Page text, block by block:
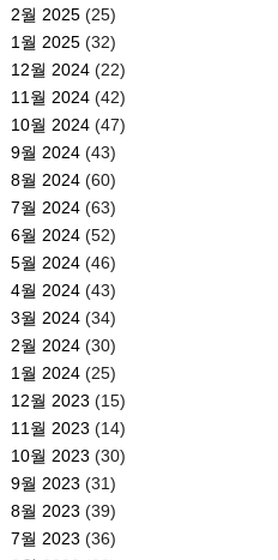
2월 2025(25)
1월 2025(32)
12월 2024(22)
11월 2024(42)
10월 2024(47)
9월 2024(43)
8월 2024(60)
7월 2024(63)
6월 2024(52)
5월 2024(46)
4월 2024(43)
3월 2024(34)
2월 2024(30)
1월 2024(25)
12월 2023 (15)
11월 2023 (14)
10월 2023 (30)
9월 2023 (31)
8월 2023 (39)
7월 2023 (36)